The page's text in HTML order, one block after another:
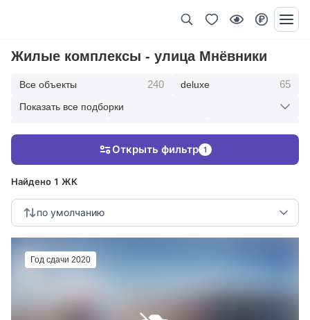
Жилые комплексы - улица Мнёвники
Все объекты 240 deluxe 65
123 клубные дома
Показать все подборки
Найдено 1 ЖК
по умолчанию
Открыть фильтр 1
Год сдачи 2020